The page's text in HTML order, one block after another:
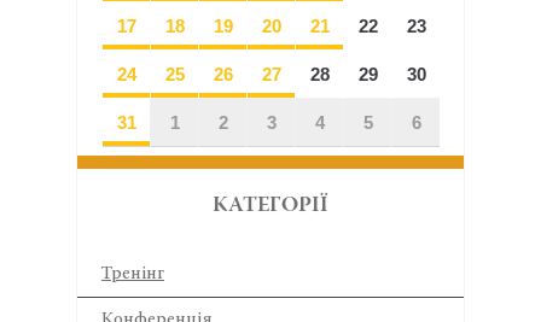
17 18 19 20 21 22 23
24 25 26 27 28 29 30
31 1 2 3 4 5 6
КАТЕГОРІЇ
Тренінг